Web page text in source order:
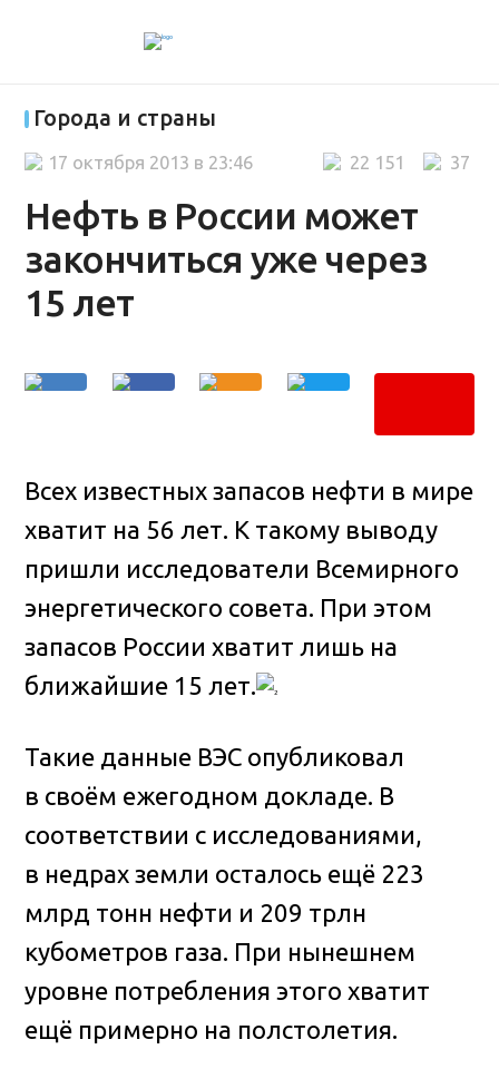
Города и страны
Нефть в России может
закончиться уже через
15 лет
37
22 151
17 октября 2013 в 23:46
Всех известных запасов нефти в мире
хватит на 56 лет. К такому выводу
пришли исследователи Всемирного
энергетического совета. При этом
запасов России хватит лишь на
ближайшие 15 лет.
Такие данные ВЭС опубликовал
в своём ежегодном докладе. В
соответствии с исследованиями,
в недрах земли осталось ещё 223
млрд тонн нефти и 209 трлн
кубометров газа. При нынешнем
уровне потребления этого хватит
ещё примерно на полстолетия.